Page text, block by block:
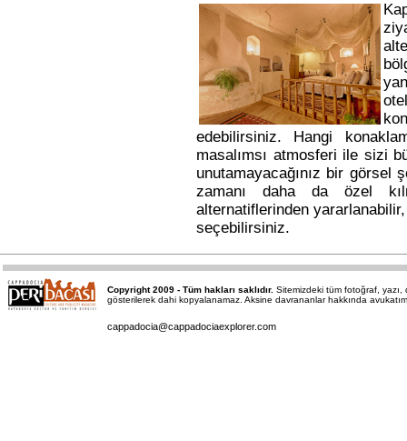
edebilirsiniz. Hangi
masalımsı atmosferi ile sizi
unutamayacağınız bir görsel
zamanı daha da özel
alternatiflerinden
seçebilirsiniz.
Copyright 2009 - Tüm hakları saklıdır. Sitemizdeki tüm fotoğraf, yazı,
gösterilerek dahi kopyalanamaz. Aksine davrananlar hakkında
cappadocia@cappadociaexplorer.com